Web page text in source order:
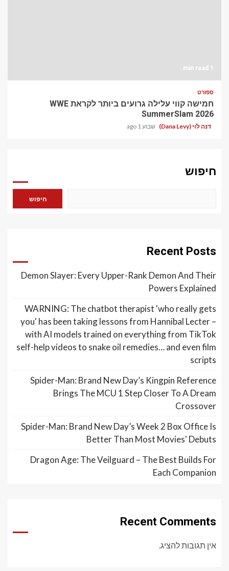
1 min read
ספורט
חמישה קווי עלילה גרועים ביותר לקראת WWE
SummerSlam 2026
דנה לוי (Dana Levy) שבוע 1 ago
חיפוש
חיפוש
Recent Posts
Demon Slayer: Every Upper-Rank Demon And Their
Powers Explained
WARNING: The chatbot therapist 'who really gets
you' has been taking lessons from Hannibal Lecter –
with AI models trained on everything from TikTok
self-help videos to snake oil remedies… and even film
scripts
Spider-Man: Brand New Day’s Kingpin Reference
Brings The MCU 1 Step Closer To A Dream
Crossover
Spider-Man: Brand New Day’s Week 2 Box Office Is
Better Than Most Movies' Debuts
Dragon Age: The Veilguard – The Best Builds For
Each Companion
Recent Comments
אין תגובות להציג.